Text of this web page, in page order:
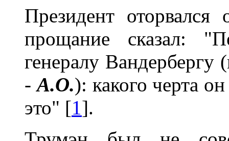
Президент
прощание сказал:
генералу
-А.О.): какого черта
это" [1].